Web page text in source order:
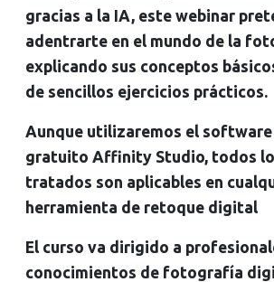
gracias a la IA, este webinar
adentrarte en el mundo de la
explicando sus conceptos
de sencillos ejercicios prácticos.
Aunque utilizaremos el
gratuito Affinity Studio, todos
tratados son aplicables en
herramienta de retoque digital
El curso va dirigido a
conocimientos de fotografía